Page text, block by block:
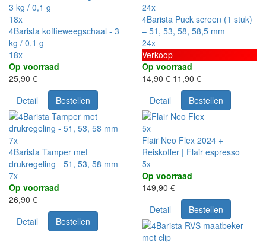
18x
4Barista koffieweegschaal - 3
kg / 0,1 g
18x
Op voorraad
25,90 €
Detail
Bestellen
24x
4Barista Puck screen (1 stuk)
– 51, 53, 58, 58,5 mm
24x
Verkoop
Op voorraad
14,90 € 11,90 €
Detail
Bestellen
7x
4Barista Tamper met
drukregeling - 51, 53, 58 mm
7x
Op voorraad
26,90 €
Detail
Bestellen
5x
Flair Neo Flex 2024 +
Reiskoffer | Flair espresso
5x
Op voorraad
149,90 €
Detail
Bestellen